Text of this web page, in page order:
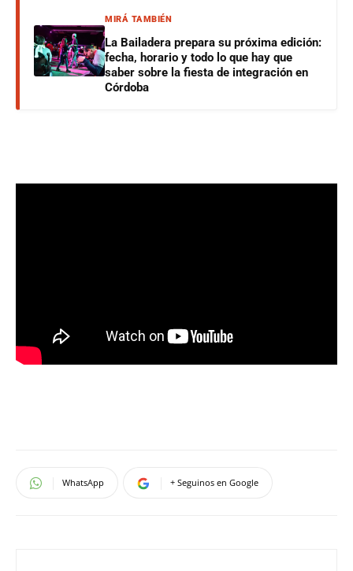
MIRÁ TAMBIÉN
La Bailadera prepara su próxima edición:
fecha, horario y todo lo que hay que
saber sobre la fiesta de integración en
Córdoba
WhatsApp + Seguinos en Google